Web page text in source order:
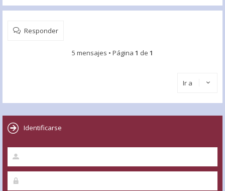
Responder
5 mensajes • Página 1 de 1
Ir a
Identificarse